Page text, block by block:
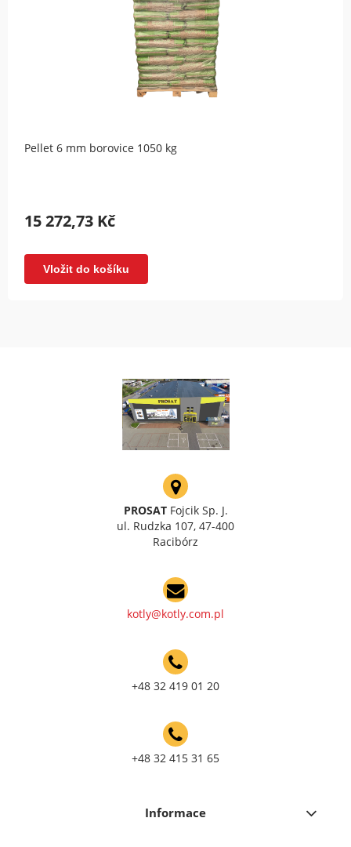
Pellet 6 mm borovice 1050 kg
15 272,73 Kč
Vložit do košíku
PROSATFojcik Sp. J.
ul. Rudzka 107, 47-400
Racibórz
kotly@kotly.com.pl
+48 32 419 01 20
+48 32 415 31 65
Informace